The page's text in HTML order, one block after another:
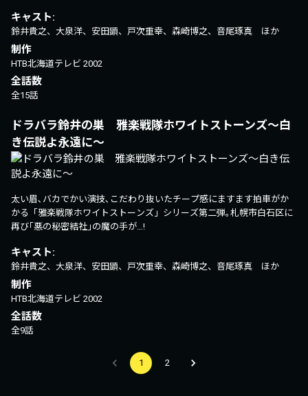
キャスト:
鈴井貴之、大泉洋、安田顕、戸次重幸、森崎博之、音尾琢真 ほか
制作
HTB北海道テレビ 2002
全話数
全15話
ドラバラ鈴井の巣 雅楽戦隊ホワイトストーンズ～白
き伝説よ永遠に～
太い眉､バカでかい演技､こだわり抜いたチープ感にますます拍車がか
かる「雅楽戦隊ホワイトストーンズ」シリーズ第二弾｡札幌市白石区に
再び｢悪の秘密結社｣の魔の手が…!
キャスト:
鈴井貴之、大泉洋、安田顕、戸次重幸、森崎博之、音尾琢真 ほか
制作
HTB北海道テレビ 2002
全話数
全9話
1 2